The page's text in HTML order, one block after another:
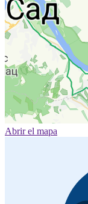
Abrir el mapa